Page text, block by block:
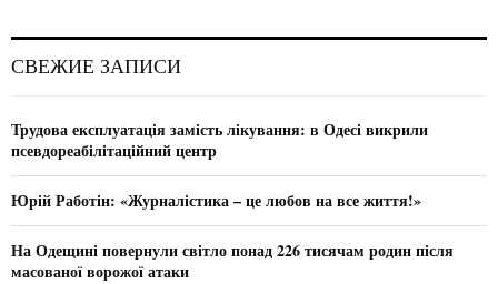
h
o
r
СВЕЖИЕ ЗАПИСИ
Трудова експлуатація замість лікування: в Одесі викрили
псевдореабілітаційний центр
Юрій Работін: «Журналістика – це любов на все життя!»
На Одещині повернули світло понад 226 тисячам родин після
масованої ворожої атаки